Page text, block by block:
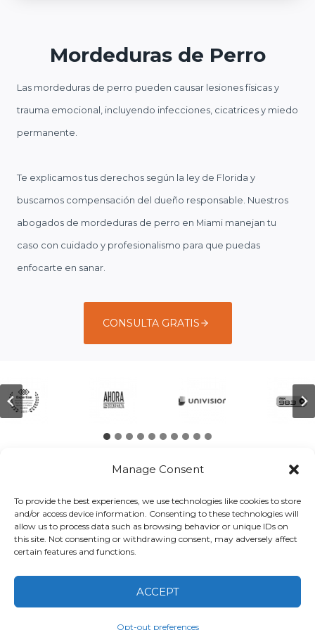
Manage Consent
To provide the best experiences, we use technologies like cookies to store
and/or access device information. Consenting to these technologies will
allow us to process data such as browsing behavior or unique IDs on
this site. Not consenting or withdrawing consent, may adversely affect
certain features and functions.
ACCEPT
Opt-out preferences
Mordeduras de Perro
Las mordeduras de perro pueden causar lesiones físicas y
trauma emocional, incluyendo infecciones, cicatrices y miedo
permanente.
Te explicamos tus derechos según la ley de Florida y
buscamos compensación del dueño responsable. Nuestros
abogados de mordeduras de perro en Miami manejan tu
caso con cuidado y profesionalismo para que puedas
enfocarte en sanar.
CONSULTA GRATIS
Testimonios
Lee lo que nuestros clientes tienen que decir sobre su